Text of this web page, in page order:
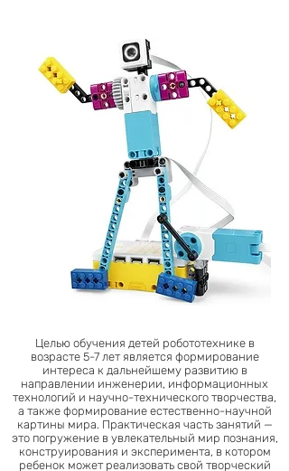
Целью обучения детей робототехнике в
возрасте 5-7 лет является формирование
интереса к дальнейшему развитию в
направлении инженерии, информационных
технологий и научно-технического творчества,
а также формирование естественно-научной
картины мира. Практическая часть занятий —
это погружение в увлекательный мир познания,
конструирования и эксперимента, в котором
ребенок может реализовать свой творческий